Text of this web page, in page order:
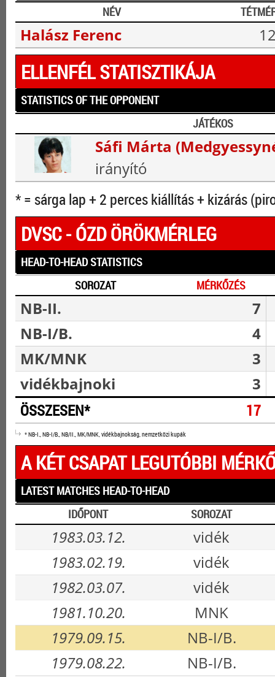
NÉV
Halász Ferenc
ELLENFÉL STATISZTIKÁJA
STATISTICS OF THE OPPONENT
JÁTÉKOS
Sáfi Márta
irányító
* = sárga lap + 2 perces kiállítás + kizárás
DVSC - ÓZD ÖRÖKMÉRLEG
HEAD-TO-HEAD STATISTICS
SOROZAT
MÉRKŐZÉS
NB-II.
7
NB-I/B.
4
MK/MNK
3
vidékbajnoki
3
ÖSSZESEN* 17
* NB-I., NB-I/B., NB/II., MK/MNK, vidékbajnokság, nemzetközi kupák
A KÉT CSAPAT LEGUTÓBBI
LATEST MATCHES HEAD-TO-HEAD
IDŐPONT
SOROZAT
1983.03.12.
vidék
1983.02.19.
vidék
1982.03.07.
vidék
1981.10.20.
MNK
1979.09.15.
NB-I/B.
1979.08.22.
NB-I/B.